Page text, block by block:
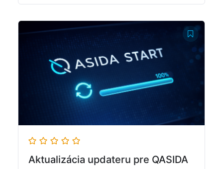
Aktualizácia updateru pre QASIDA